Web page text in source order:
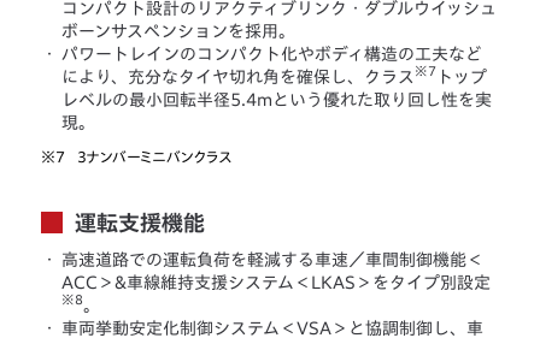
コンパクト設計のリアクティブリンク・ダブルウイッシュ
ボーンサスペンションを採用。
・
パワートレインのコンパクト化やボディ構造の工夫など
により、充分なタイヤ切れ角を確保し、クラス ※7 トップ
レベルの最小回転半径5.4mという優れた取り回し性を実
現。
※7 3ナンバーミニバンクラス
運転支援機能
・
高速道路での運転負荷を軽減する車速／車間制御機能＜
ACC＞&車線維持支援システム＜LKAS＞をタイプ別設定
※8 。
・
車両挙動安定化制御システム＜VSA＞と協調制御し、車